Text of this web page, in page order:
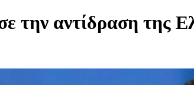
την αντίδραση της